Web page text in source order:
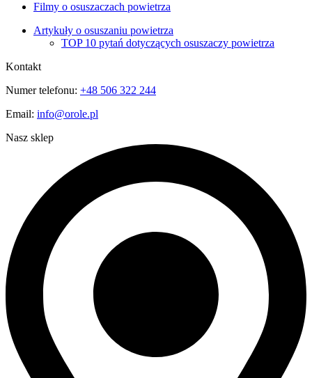
Filmy o osuszaczach powietrza
Artykuły o osuszaniu powietrza
TOP 10 pytań dotyczących osuszaczy powietrza
Kontakt
Numer telefonu: +48 506 322 244
Email: info@orole.pl
Nasz sklep